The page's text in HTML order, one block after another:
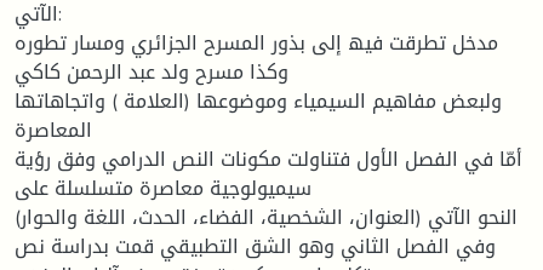
الآتي:
مدخل تطرقت فیھ إلى بذور المسرح الجزائري ومسار تطوره
وكذا مسرح ولد عبد الرحمن كاكي
ولبعض مفاھیم السیمیاء وموضوعھا (العلامة ) واتجاھاتھا
المعاصرة
أمّا في الفصل الأول فتناولت مكونات النص الدرامي وفق رؤیة
سیمیولوجیة معاصرة متسلسلة على
النحو الآتي (العنوان، الشخصیة، الفضاء، الحدث، اللغة والحوار)
وفي الفصل الثاني وھو الشق التطبیقي قمت بدراسة نص